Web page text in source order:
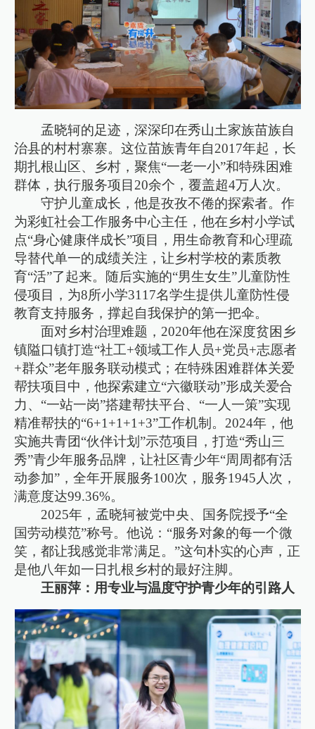
孟晓轲的足迹，深深印在秀山土家族苗族自
治县的村村寨寨。这位苗族青年自2017年起，长
期扎根山区、乡村，聚焦“一老一小”和特殊困难
群体，执行服务项目20余个，覆盖超4万人次。
守护儿童成长，他是孜孜不倦的探索者。作
为彩虹社会工作服务中心主任，他在乡村小学试
点“身心健康伴成长”项目，用生命教育和心理疏
导替代单一的成绩关注，让乡村学校的素质教
育“活”了起来。随后实施的“男生女生”儿童防性
侵项目，为8所小学3117名学生提供儿童防性侵
教育支持服务，撑起自我保护的第一把伞。
面对乡村治理难题，2020年他在深度贫困乡
镇隘口镇打造“社工+领域工作人员+党员+志愿者
+群众”老年服务联动模式；在特殊困难群体关爱
帮扶项目中，他探索建立“六徽联动”形成关爱合
力、“一站一岗”搭建帮扶平台、“一人一策”实现
精准帮扶的“6+1+1+1+3”工作机制。2024年，他
实施共青团“伙伴计划”示范项目，打造“秀山三
秀”青少年服务品牌，让社区青少年“周周都有活
动参加”，全年开展服务100次，服务1945人次，
满意度达99.36%。
2025年，孟晓轲被党中央、国务院授予“全
国劳动模范”称号。他说：“服务对象的每一个微
笑，都让我感觉非常满足。”这句朴实的心声，正
是他八年如一日扎根乡村的最好注脚。
王丽萍：用专业与温度守护青少年的引路人